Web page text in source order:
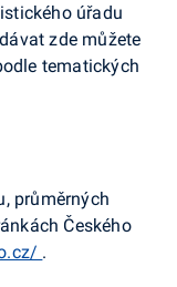
úřadu
zde můžete
tematických
průměrných
Českého
.